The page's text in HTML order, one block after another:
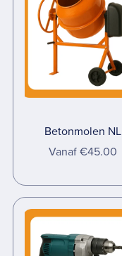
Betonmolen NL
Vanaf €45.00